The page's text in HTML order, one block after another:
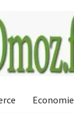
Economie